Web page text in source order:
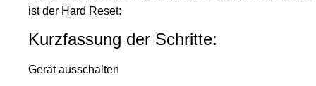
ist der Hard Reset:
Kurzfassung der Schritte:
Gerät ausschalten